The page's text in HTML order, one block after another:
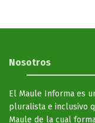
Nosotros
El Maule Informa es
pluralista e inclusivo
Maule de la cual